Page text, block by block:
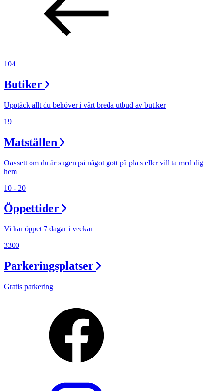
Presentkort
104
Butiker
Upptäck allt du behöver i vårt breda utbud av butiker
19
Matställen
Oavsett om du är sugen på något gott på plats eller vill ta med dig
hem
10 - 20
Öppettider
Vi har öppet 7 dagar i veckan
3300
Parkeringsplatser
Gratis parkering